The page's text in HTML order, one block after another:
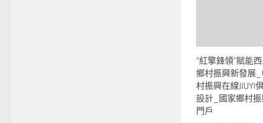
“紅擎鋒領”賦能
鄉村振興新發展
村振興在線JIUYI
設計_國家鄉村
門戶